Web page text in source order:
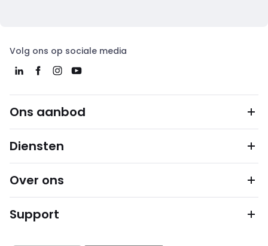
Volg ons op sociale media
Ons aanbod
Diensten
Over ons
Support